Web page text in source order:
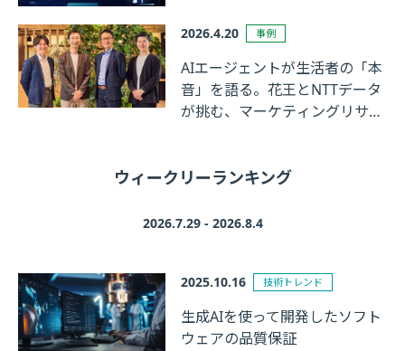
2026.4.20 事例
AIエージェントが生活者の「本
音」を語る。花王とNTTデータ
が挑む、マーケティングリサー
ウィークリーランキング
2026.7.29 - 2026.8.4
2025.10.16 技術トレンド
生成AIを使って開発したソフト
ウェアの品質保証